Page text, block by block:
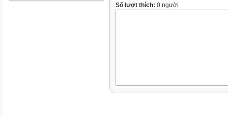
Số lượt thích: 0 người